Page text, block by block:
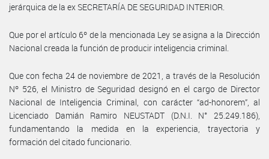
jerárquica de la ex SECRETARÍA DE SEGURIDAD INTERIOR.
Que por el artículo 6º de la mencionada Ley se asigna a la Dirección
Nacional creada la función de producir inteligencia criminal.
Que con fecha 24 de noviembre de 2021, a través de la Resolución
Nº 526, el Ministro de Seguridad designó en el cargo de Director
Nacional de Inteligencia Criminal, con carácter “ad-honorem”, al
Licenciado Damián Ramiro NEUSTADT (D.N.I. N° 25.249.186),
fundamentando la medida en la experiencia, trayectoria y
formación del citado funcionario.